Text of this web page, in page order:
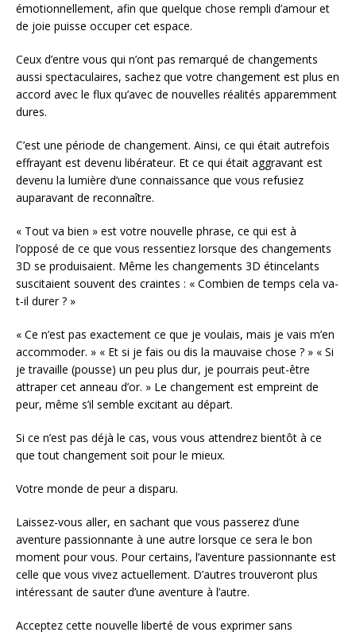
émotionnellement, afin que quelque chose rempli d’amour et
de joie puisse occuper cet espace.
Ceux d’entre vous qui n’ont pas remarqué de changements
aussi spectaculaires, sachez que votre changement est plus en
accord avec le flux qu’avec de nouvelles réalités apparemment
dures.
C’est une période de changement. Ainsi, ce qui était autrefois
effrayant est devenu libérateur. Et ce qui était aggravant est
devenu la lumière d’une connaissance que vous refusiez
auparavant de reconnaître.
« Tout va bien » est votre nouvelle phrase, ce qui est à
l’opposé de ce que vous ressentiez lorsque des changements
3D se produisaient. Même les changements 3D étincelants
suscitaient souvent des craintes : « Combien de temps cela va-
t-il durer ? »
« Ce n’est pas exactement ce que je voulais, mais je vais m’en
accommoder. » « Et si je fais ou dis la mauvaise chose ? » « Si
je travaille (pousse) un peu plus dur, je pourrais peut-être
attraper cet anneau d’or. » Le changement est empreint de
peur, même s’il semble excitant au départ.
Si ce n’est pas déjà le cas, vous vous attendrez bientôt à ce
que tout changement soit pour le mieux.
Votre monde de peur a disparu.
Laissez-vous aller, en sachant que vous passerez d’une
aventure passionnante à une autre lorsque ce sera le bon
moment pour vous. Pour certains, l’aventure passionnante est
celle que vous vivez actuellement. D’autres trouveront plus
intéressant de sauter d’une aventure à l’autre.
Acceptez cette nouvelle liberté de vous exprimer sans